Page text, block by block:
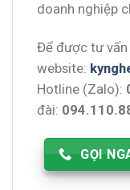
doanh nghiệp
Để được tư
website:
Hotline (Zalo):
đài:
GỌI